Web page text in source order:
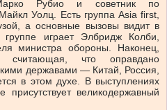
Марко Рубио и советник по
Уолц. Есть группа Asia first,
а основные вызовы видит в
играет Элбридж Колби,
министра обороны. Наконец,
считающая, что оправдано
державами — Китай, Россия,
в этом духе. В выступлениях
присутствует великодержавный